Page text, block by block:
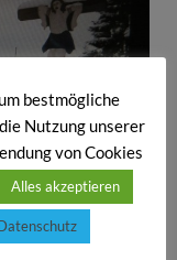
bestmögliche
Nutzung unserer
von Cookies
Alles akzeptieren